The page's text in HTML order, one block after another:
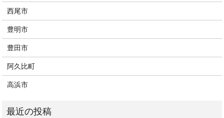
西尾市
豊明市
豊田市
阿久比町
高浜市